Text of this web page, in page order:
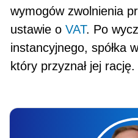
wymogów zwolnienia
ustawie oVAT. Po
instancyjnego, spółka
który przyznał jej rację.